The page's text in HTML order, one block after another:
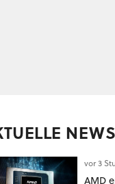
NEWS
vor 3
AMD